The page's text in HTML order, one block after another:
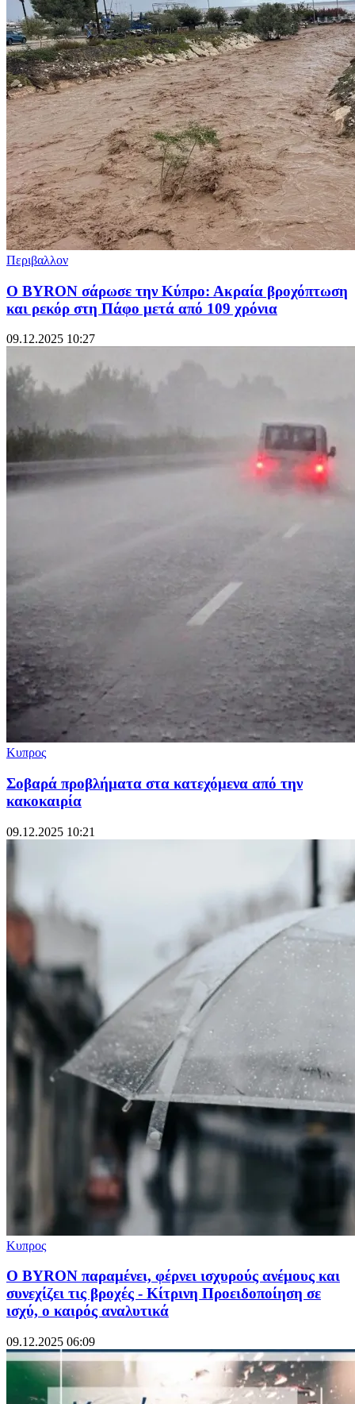
Περιβαλλον
Ο BYROΝ σάρωσε την Κύπρο: Ακραία βροχόπτωση
και ρεκόρ στη Πάφο μετά από 109 χρόνια
09.12.2025 10:27
Κυπρος
Σοβαρά προβλήματα στα κατεχόμενα από την
κακοκαιρία
09.12.2025 10:21
Κυπρος
O BYRON παραμένει, φέρνει ισχυρούς ανέμους και
συνεχίζει τις βροχές - Κίτρινη Προειδοποίηση σε
ισχύ, ο καιρός αναλυτικά
09.12.2025 06:09